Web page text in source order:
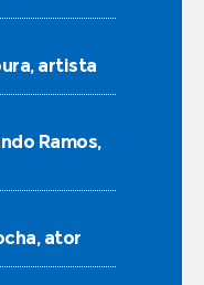
artista
Ramos,
ator